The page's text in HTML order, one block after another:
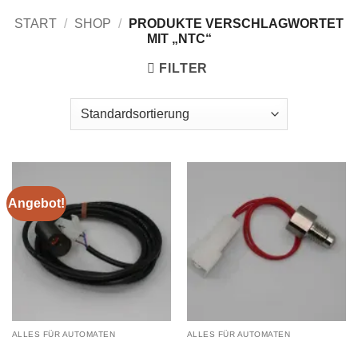
START / SHOP /
PRODUKTE VERSCHLAGWORTET
MIT „NTC“
FILTER
Angebot!
ALLES FÜR AUTOMATEN ALLES FÜR AUTOMATEN